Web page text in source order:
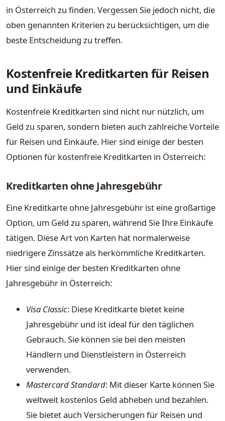
in Österreich zu finden. Vergessen Sie jedoch nicht, die
oben genannten Kriterien zu berücksichtigen, um die
beste Entscheidung zu treffen.
Kostenfreie Kreditkarten für Reisen
und Einkäufe
Kostenfreie Kreditkarten sind nicht nur nützlich, um
Geld zu sparen, sondern bieten auch zahlreiche Vorteile
für Reisen und Einkäufe. Hier sind einige der besten
Optionen für kostenfreie Kreditkarten in Österreich:
Kreditkarten ohne Jahresgebühr
Eine Kreditkarte ohne Jahresgebühr ist eine großartige
Option, um Geld zu sparen, während Sie Ihre Einkäufe
tätigen. Diese Art von Karten hat normalerweise
niedrigere Zinssätze als herkömmliche Kreditkarten.
Hier sind einige der besten Kreditkarten ohne
Jahresgebühr in Österreich:
Visa Classic: Diese Kreditkarte bietet keine
Jahresgebühr und ist ideal für den täglichen
Gebrauch. Sie können sie bei den meisten
Händlern und Dienstleistern in Österreich
verwenden.
Mastercard Standard: Mit dieser Karte können Sie
weltweit kostenlos Geld abheben und bezahlen.
Sie bietet auch Versicherungen für Reisen und